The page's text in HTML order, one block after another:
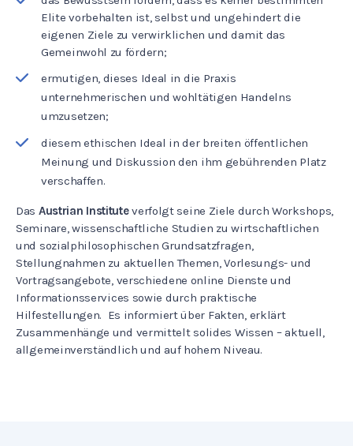
Elite vorbehalten ist, selbst und ungehindert die
eigenen Ziele zu verwirklichen und damit das
Gemeinwohl zu fördern;
ermutigen, dieses Ideal in die Praxis
unternehmerischen und wohltätigen Handelns
umzusetzen;
diesem ethischen Ideal in der breiten öffentlichen
Meinung und Diskussion den ihm gebührenden Platz
verschaffen.
Das Austrian Instituteverfolgt seine Ziele durch Workshops,
Seminare, wissenschaftliche Studien zu wirtschaftlichen
und sozialphilosophischen Grundsatzfragen,
Stellungnahmen zu aktuellen Themen, Vorlesungs- und
Vortragsangebote, verschiedene online Dienste und
Informationsservices sowie durch praktische
Hilfestellungen. Es informiert über Fakten, erklärt
Zusammenhänge und vermittelt solides Wissen – aktuell,
allgemeinverständlich und auf hohem Niveau.